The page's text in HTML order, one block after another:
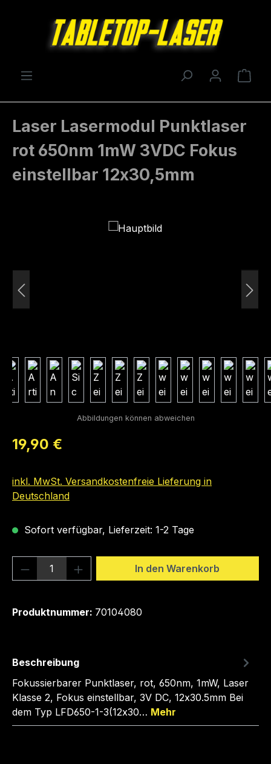
Laser Lasermodul Punktlaser
rot 650nm 1mW 3VDC Fokus
einstellbar 12x30,5mm
Bildergalerie überspringen
Regulärer Preis:
19,90 €
inkl. MwSt. Versandkostenfreie Lieferung in
Deutschland
Sofort verfügbar, Lieferzeit: 1-2 Tage
Produkt Anzahl: Gib denIn den Warenkorb
Produktnummer: 70104080
Beschreibung
Fokussierbarer Punktlaser, rot, 650nm, 1mW, Laser
Klasse 2, Fokus einstellbar, 3V DC, 12x30.5mm Bei
dem Typ LFD650-1-3(12x30… Mehr